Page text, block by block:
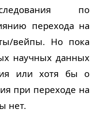
по
перехода на
вейпы. Но пока
научных данных
или хотя бы о
при переходе на
нет.